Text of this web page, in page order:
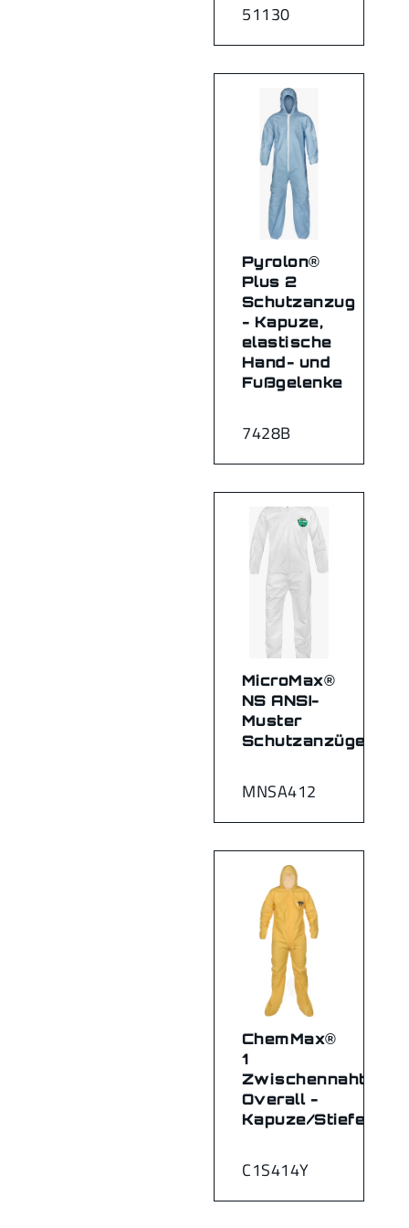
51130
7428B
Pyrolon®
Plus 2
Schutzanzug
- Kapuze,
elastische
Hand- und
Fußgelenke
MNSA412
MicroMax®
NS ANSI-
Muster
Schutzanzüge
C1S414Y
ChemMax®
1
Zwischennaht-
Overall -
Kapuze/Stiefel